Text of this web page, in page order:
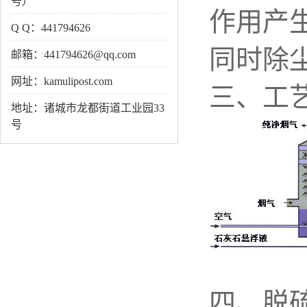
Q Q：441794626
邮箱：441794626@qq.com
网址：kamulipost.com
地址：诸城市龙都街道工业园33
号
作用产
同时除
三、工